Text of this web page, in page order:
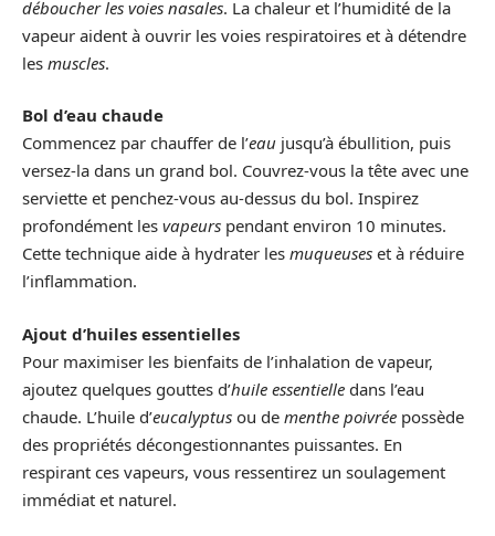
déboucher les voies nasales. La chaleur et l’humidité de la
vapeur aident à ouvrir les voies respiratoires et à détendre
les muscles.
Bol d’eau chaude
Commencez par chauffer de l’eau jusqu’à ébullition, puis
versez-la dans un grand bol. Couvrez-vous la tête avec une
serviette et penchez-vous au-dessus du bol. Inspirez
profondément les vapeurs pendant environ 10 minutes.
Cette technique aide à hydrater les muqueuses et à réduire
l’inflammation.
Ajout d’huiles essentielles
Pour maximiser les bienfaits de l’inhalation de vapeur,
ajoutez quelques gouttes d’huile essentielle dans l’eau
chaude. L’huile d’eucalyptus ou de menthe poivrée possède
des propriétés décongestionnantes puissantes. En
respirant ces vapeurs, vous ressentirez un soulagement
immédiat et naturel.